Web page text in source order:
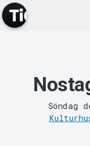
Söndag